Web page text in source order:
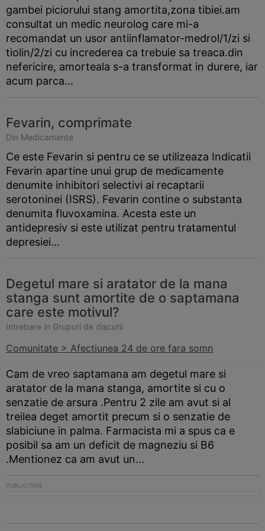
gambei piciorului stang amortita,zona tibiei.am
consultat un medic neurolog care mi-a
recomandat un usor antiinflamator-medrol/1/zi si
tiolin/2/zi cu increderea ca trebuie sa treaca.din
nefericire, amorteala s-a transformat in durere, iar
acum parca...
Fevarin, comprimate
Din Medicamente
Ce este Fevarin si pentru ce se utilizeaza Indicatii
Fevarin apartine unui grup de medicamente
denumite inhibitori selectivi ai recaptarii
serotoninei (ISRS). Fevarin contine o substanta
denumita fluvoxamina. Acesta este un
antidepresiv si este utilizat pentru tratamentul
depresiei...
Degetul mare si aratator de la mana
stanga sunt amortite de o saptamana
care este motivul?
Intrebare in Grupuri de discutii
Comunitate > Afectiunea 24 de ore fara somn
Cam de vreo saptamana am degetul mare si
aratator de la mana stanga, amortite si cu o
senzatie de arsura .Pentru 2 zile am avut si al
treilea deget amortit precum si o senzatie de
slabiciune in palma. Farmacista mi a spus ca e
posibil sa am un deficit de magneziu si B6
.Mentionez ca am avut un...